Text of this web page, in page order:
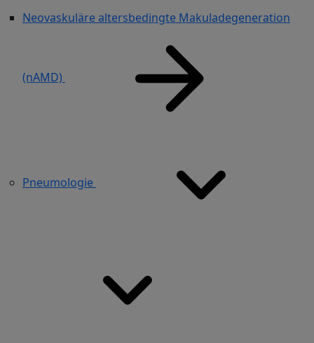
Neovaskuläre altersbedingte Makuladegeneration
(nAMD)
Pneumologie